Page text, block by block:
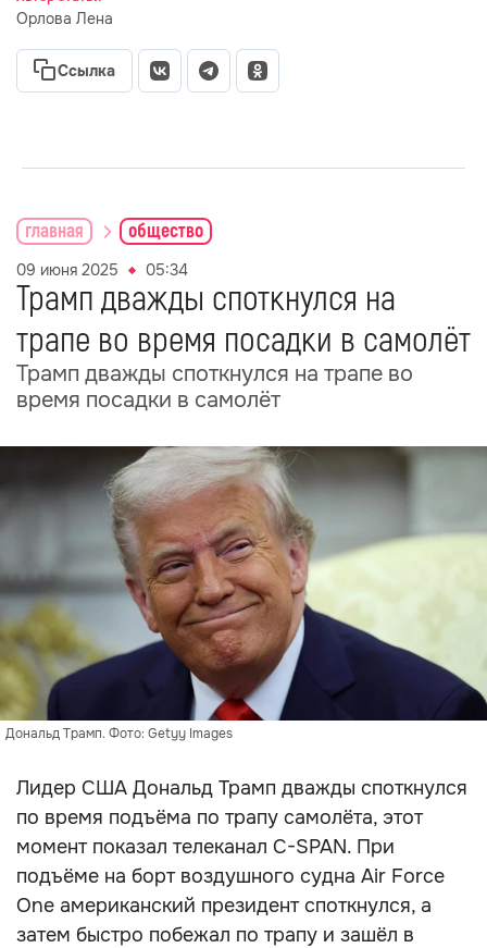
Орлова Лена
Ссылка
главная общество
09 июня 2025 05:34
Трамп дважды споткнулся на
трапе во время посадки в самолёт
Трамп дважды споткнулся на трапе во
время посадки в самолёт
Дональд Трамп. Фото: Getyy Images
Лидер США Дональд Трамп дважды споткнулся
по время подъёма по трапу самолёта, этот
момент показал телеканал C-SPAN. При
подъёме на борт воздушного судна Air Force
One американский президент споткнулся, а
затем быстро побежал по трапу и зашёл в